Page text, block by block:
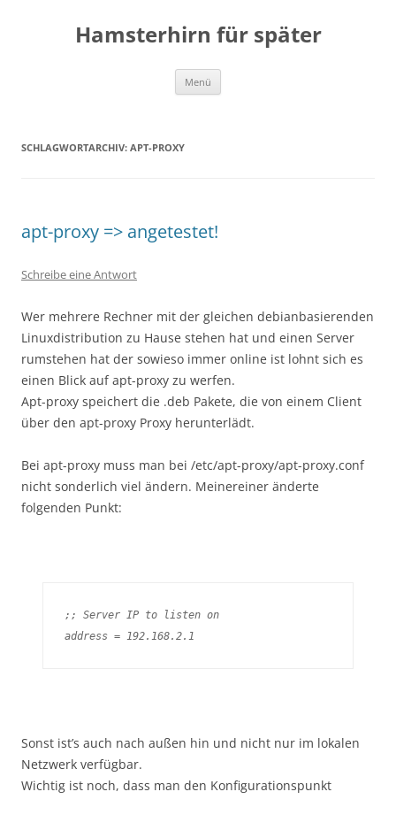
Hamsterhirn für später
Menü
SCHLAGWORTARCHIV: APT-PROXY
apt-proxy => angetestet!
Schreibe eine Antwort
Wer mehrere Rechner mit der gleichen debianbasierenden
Linuxdistribution zu Hause stehen hat und einen Server
rumstehen hat der sowieso immer online ist lohnt sich es
einen Blick auf apt-proxy zu werfen.
Apt-proxy speichert die .deb Pakete, die von einem Client
über den apt-proxy Proxy herunterlädt.
Bei apt-proxy muss man bei /etc/apt-proxy/apt-proxy.conf
nicht sonderlich viel ändern. Meinereiner änderte
folgenden Punkt:
;; Server IP to listen on
address = 192.168.2.1
Sonst ist’s auch nach außen hin und nicht nur im lokalen
Netzwerk verfügbar.
Wichtig ist noch, dass man den Konfigurationspunkt